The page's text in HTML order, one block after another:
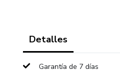
Detalles
Garantía de 7 días